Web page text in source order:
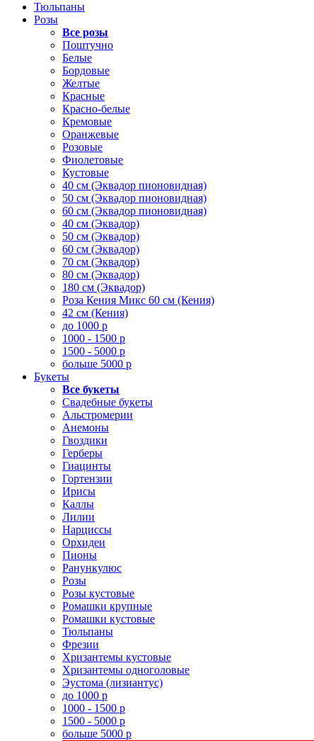
Тюльпаны
Розы
Все розы
Поштучно
Белые
Бордовые
Желтые
Красные
Красно-белые
Кремовые
Оранжевые
Розовые
Фиолетовые
Кустовые
40 см (Эквадор пионовидная)
50 см (Эквадор пионовидная)
60 см (Эквадор пионовидная)
40 см (Эквадор)
50 см (Эквадор)
60 см (Эквадор)
70 см (Эквадор)
80 см (Эквадор)
180 см (Эквадор)
Роза Кения Микс 60 см (Кения)
42 см (Кения)
до 1000 р
1000 - 1500 р
1500 - 5000 р
больше 5000 р
Букеты
Все букеты
Свадебные букеты
Альстромерии
Анемоны
Гвоздики
Герберы
Гиацинты
Гортензии
Ирисы
Каллы
Лилии
Нарциссы
Орхидеи
Пионы
Ранункулюс
Розы
Розы кустовые
Ромашки крупные
Ромашки кустовые
Тюльпаны
Фрезии
Хризантемы кустовые
Хризантемы одноголовые
Эустома (лизиантус)
до 1000 р
1000 - 1500 р
1500 - 5000 р
больше 5000 р